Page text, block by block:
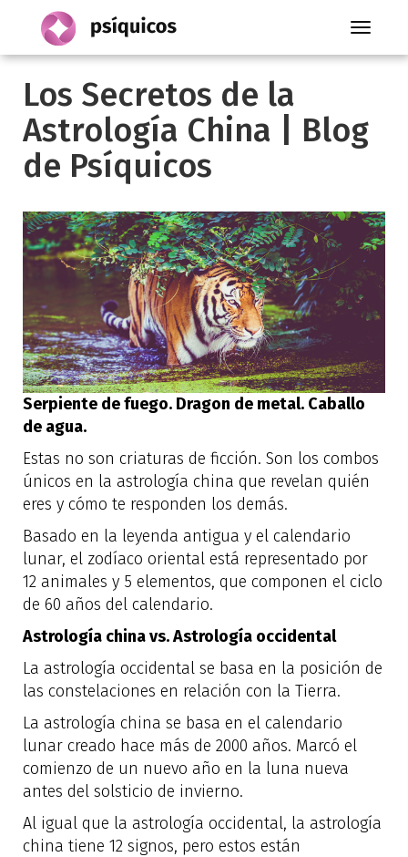
Toggle
Los Secretos de la
Astrología China | Blog
de Psíquicos
Serpiente de fuego. Dragon de metal. Caballo
de agua.
Estas no son criaturas de ficción. Son los combos
únicos en la astrología china que revelan quién
eres y cómo te responden los demás.
Basado en la leyenda antigua y el calendario
lunar, el zodíaco oriental está representado por
12 animales y 5 elementos, que componen el ciclo
de 60 años del calendario.
Astrología china vs. Astrología occidental
La astrología occidental se basa en la posición de
las constelaciones en relación con la Tierra.
La astrología china se basa en el calendario
lunar creado hace más de 2000 años. Marcó el
comienzo de un nuevo año en la luna nueva
antes del solsticio de invierno.
Al igual que la astrología occidental, la astrología
china tiene 12 signos, pero estos están